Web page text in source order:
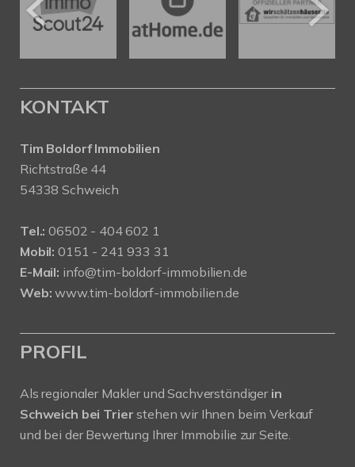
KONTAKT
Tim Boldorf Immobilien
Richtstraße 44
54338 Schweich
Tel.: 06502 - 404 602 1
Mobil: 0151 - 241 933 31
E-Mail: info@tim-boldorf-immobilien.de
Web:www.tim-boldorf-immobilien.de
PROFIL
Als regionaler Makler und Sachverständigerin
Schweich bei Trierstehen wir Ihnen beim Verkauf
und bei der Bewertung Ihrer Immobilie zur Seite.